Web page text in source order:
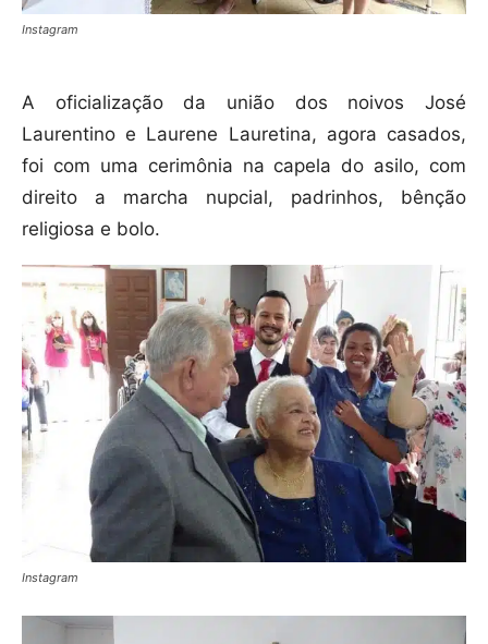
Instagram
A oficialização da união dos noivos José
Laurentino e Laurene Lauretina, agora casados,
foi com uma cerimônia na capela do asilo, com
direito a marcha nupcial, padrinhos, bênção
religiosa e bolo.
Instagram